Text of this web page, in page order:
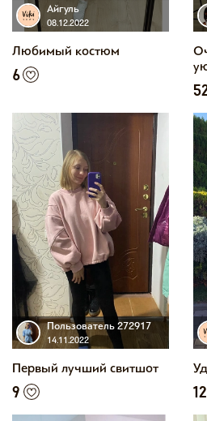
Айгуль
08.12.2022
Любимый костюм
6
Пользователь 272917
14.11.2022
Первый лучший свитшот
9 12